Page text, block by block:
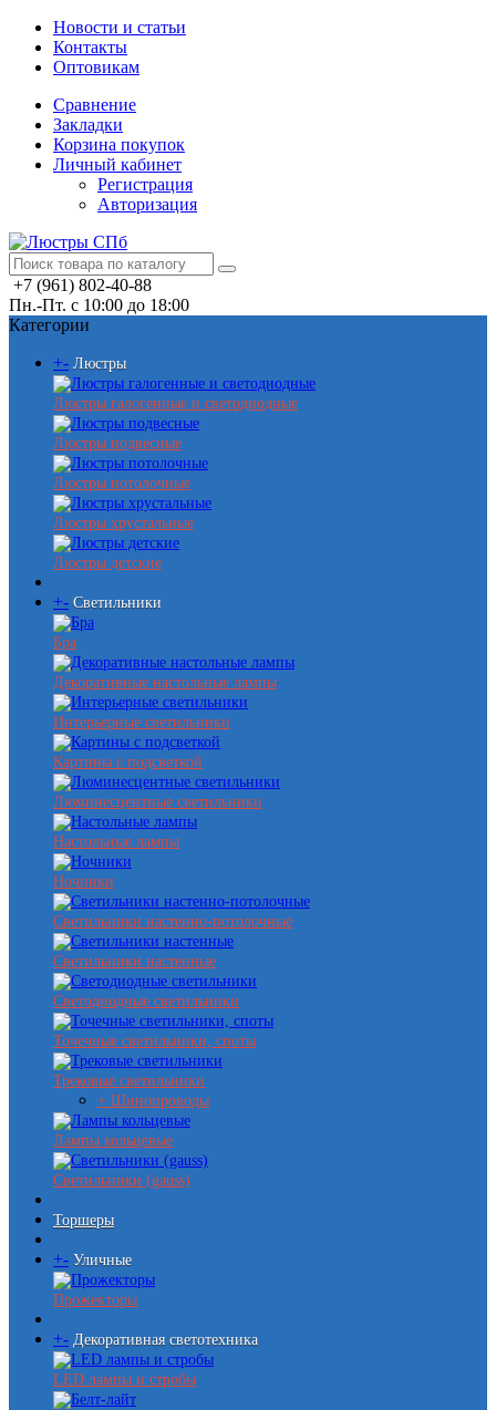
Новости и статьи
Контакты
Оптовикам
Сравнение
Закладки
Корзина покупок
Личный кабинет
Регистрация
Авторизация
+7 (961) 802-40-88
Пн.-Пт. с 10:00 до 18:00
Категории
+- Люстры
Люстры галогенные и светодиодные
Люстры подвесные
Люстры потолочные
Люстры хрустальные
Люстры детские
+- Светильники
Бра
Декоративные настольные лампы
Интерьерные светильники
Картины с подсветкой
Люминесцентные светильники
Настольные лампы
Ночники
Светильники настенно-потолочные
Светильники настенные
Светодиодные светильники
Точечные светильники, споты
Трековые светильники
+ Шинопроводы
Лампы кольцевые
Светильники (gauss)
Торшеры
+- Уличные
Прожекторы
+- Декоративная светотехника
LED лампы и стробы